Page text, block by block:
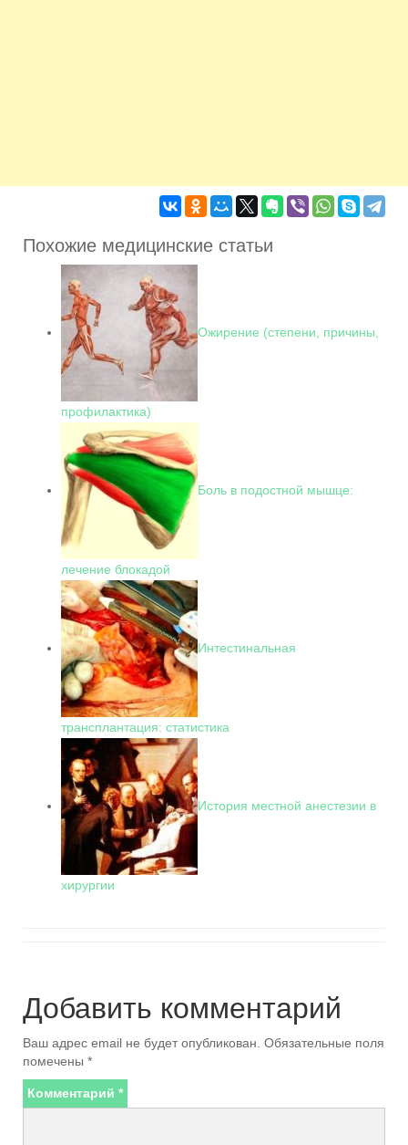
Похожие медицинские статьи
Ожирение (степени, причины,
профилактика)
Боль в подостной мышце:
лечение блокадой
Интестинальная
трансплантация: статистика
История местной анестезии в
хирургии
Добавить комментарий
Ваш адрес email не будет опубликован. Обязательные поля
помечены *
Комментарий *